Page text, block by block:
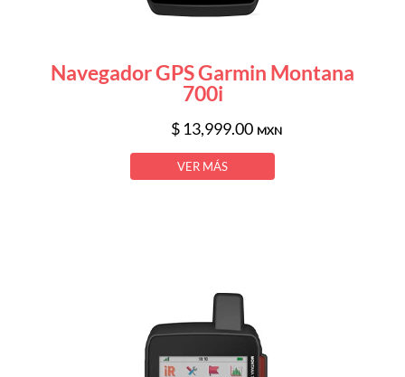
Navegador GPS Garmin Montana
700i
$ 13,999.00 MXN
VER MÁS